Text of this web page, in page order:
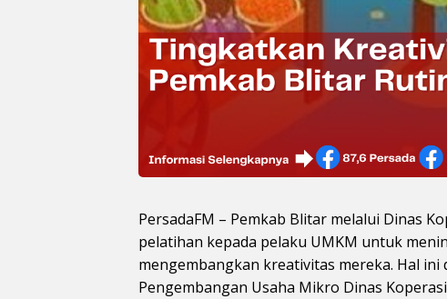
PersadaFM – Pemkab Blitar melalui Dinas
pelatihan kepada pelaku UMKM untuk
mengembangkan kreativitas mereka. Hal
Pengembangan Usaha Mikro Dinas